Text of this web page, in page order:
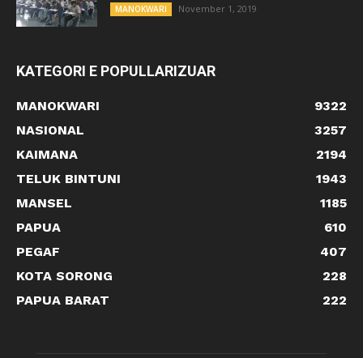
MANOKWARI November 1, 2019
KATEGORI E POPULLARIZUAR
MANOKWARI
9322
NASIONAL
3257
KAIMANA
2194
TELUK BINTUNI
1943
MANSEL
1185
PAPUA
610
PEGAF
407
KOTA SORONG
228
PAPUA BARAT
222